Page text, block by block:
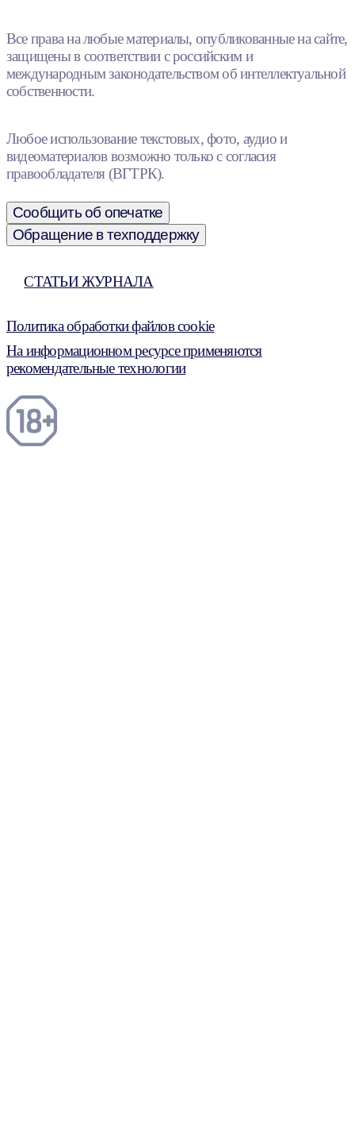
Все права на любые материалы, опубликованные на сайте,
защищены в соответствии с российским и
международным законодательством об интеллектуальной
собственности.
Любое использование текстовых, фото, аудио и
видеоматериалов возможно только с согласия
правообладателя (ВГТРК).
Сообщить об опечатке
Обращение в техподдержку
СТАТЬИ ЖУРНАЛА
Политика обработки файлов cookie
На информационном ресурсе применяются
рекомендательные технологии